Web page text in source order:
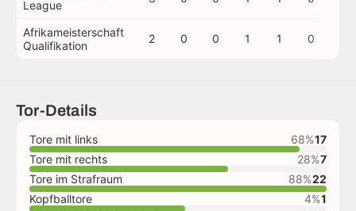
League
Afrikameisterschaft
Qualifikation
2 0 0 1 1 0
Tor-Details
Tore mit links 68%17
Tore mit rechts
28%7
Tore im Strafraum
88%22
Kopfballtore
4%1